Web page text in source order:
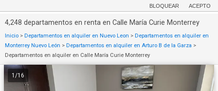
BLOQUEAR ACEPTO
4,248 departamentos en renta en Calle María Curie Monterrey
Inicio > Departamentos en alquiler en Nuevo Leon > Departamentos en alquiler en
Monterrey Nuevo León > Departamentos en alquiler en Arturo B de la Garza >
Departamentos en alquiler en Calle María Curie Monterrey
1 /16